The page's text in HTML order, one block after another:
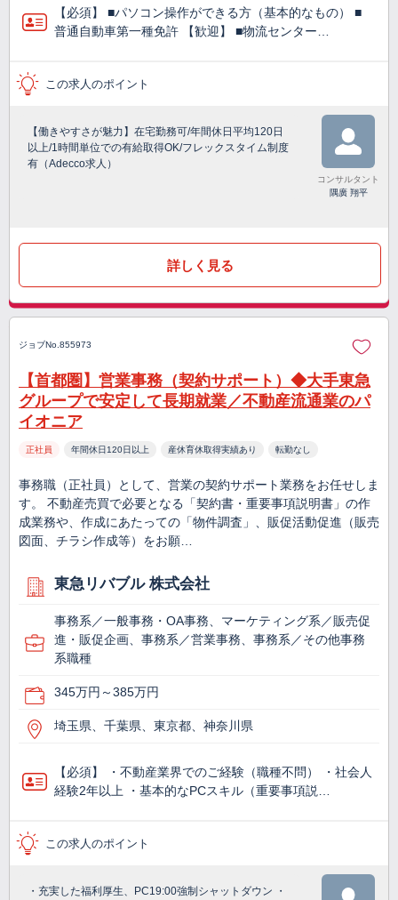
【必須】 ■パソコン操作ができる方（基本的なもの） ■
普通自動車第一種免許 【歓迎】 ■物流センター…
この求人のポイント
【働きやすさが魅力】在宅勤務可/年間休日平均120日
以上/1時間単位での有給取得OK/フレックスタイム制度
有（Adecco求人）
コンサルタント
隅廣 翔平
詳しく見る
ジョブNo.855973
【首都圏】営業事務（契約サポート）◆大手東急
グループで安定して長期就業／不動産流通業のパ
イオニア
正社員 年間休日120日以上 産休育休取得実績あり 転勤なし
事務職（正社員）として、営業の契約サポート業務をお任せしま
す。 不動産売買で必要となる「契約書・重要事項説明書」の作
成業務や、作成にあたっての「物件調査」、販促活動促進（販売
図面、チラシ作成等）をお願…
東急リバブル 株式会社
事務系／一般事務・OA事務、マーケティング系／販売促
進・販促企画、事務系／営業事務、事務系／その他事務
系職種
345万円～385万円
埼玉県、千葉県、東京都、神奈川県
【必須】 ・不動産業界でのご経験（職種不問） ・社会人
経験2年以上 ・基本的なPCスキル（重要事項説…
この求人のポイント
・充実した福利厚生、PC19:00強制シャットダウン ・